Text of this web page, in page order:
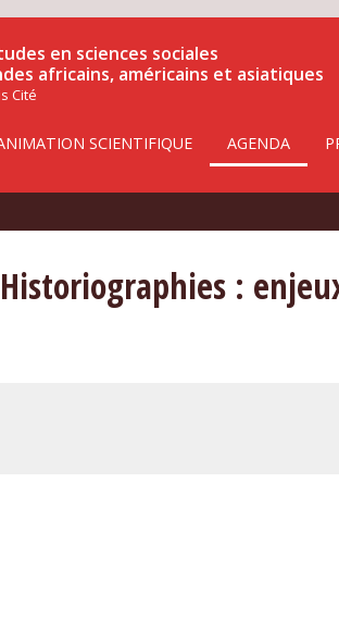
en sciences sociales
africains, américains et asiatiques
Cité
SCIENTIFIQUE AGENDA
: